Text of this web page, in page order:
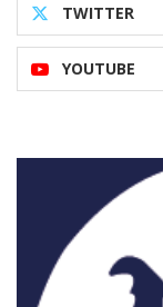
TWITTER
YOUTUBE